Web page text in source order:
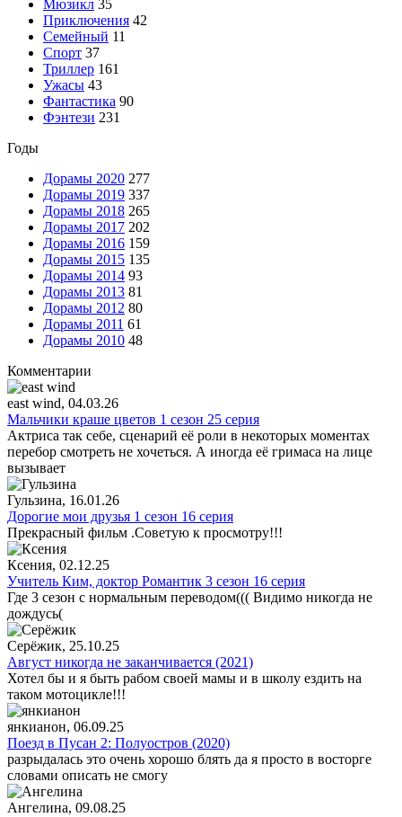
Мюзикл 35
Приключения 42
Семейный 11
Спорт 37
Триллер 161
Ужасы 43
Фантастика 90
Фэнтези 231
Годы
Дорамы 2020 277
Дорамы 2019 337
Дорамы 2018 265
Дорамы 2017 202
Дорамы 2016 159
Дорамы 2015 135
Дорамы 2014 93
Дорамы 2013 81
Дорамы 2012 80
Дорамы 2011 61
Дорамы 2010 48
Комментарии
east wind, 04.03.26
Мальчики краше цветов 1 сезон 25 серия
Актриса так себе, сценарий её роли в некоторых моментах
перебор смотреть не хочеться. А иногда её гримаса на лице
вызывает
Гульзина, 16.01.26
Дорогие мои друзья 1 сезон 16 серия
Прекрасный фильм .Советую к просмотру!!!
Ксения, 02.12.25
Учитель Ким, доктор Романтик 3 сезон 16 серия
Где 3 сезон с нормальным переводом((( Видимо никогда не
дождусь(
Серёжик, 25.10.25
Август никогда не заканчивается (2021)
Хотел бы и я быть рабом своей мамы и в школу ездить на
таком мотоцикле!!!
янкианон, 06.09.25
Поезд в Пусан 2: Полуостров (2020)
разрыдалась это очень хорошо блять да я просто в восторге
словами описать не смогу
Ангелина, 09.08.25